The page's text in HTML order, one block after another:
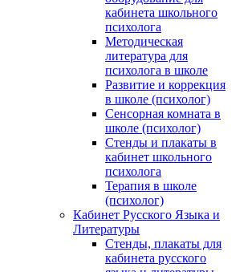
кабинета школьного
психолога
Методическая
литература для
психолога в школе
Развитие и коррекция
в школе (психолог)
Сенсорная комната в
школе (психолог)
Стенды и плакаты в
кабинет школьного
психолога
Терапия в школе
(психолог)
Кабинет Русского Языка и
Литературы
Стенды, плакаты для
кабинета русского